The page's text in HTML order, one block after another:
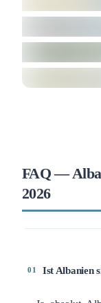
FAQ —
2026
01 Ist Albanien